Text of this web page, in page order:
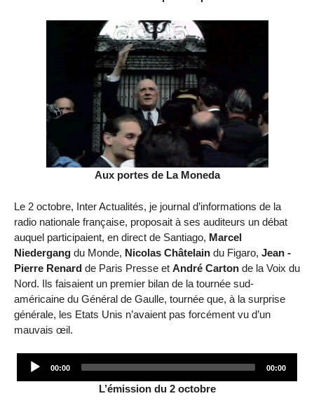
Aux portes de La Moneda
Le 2 octobre, Inter Actualités, je journal d’informations de la
radio nationale française, proposait à ses auditeurs un débat
auquel participaient, en direct de Santiago, Marcel
Niedergang du Monde, Nicolas Châtelain du Figaro, Jean -
Pierre Renard de Paris Presse et André Carton de la Voix du
Nord. Ils faisaient un premier bilan de la tournée sud-
américaine du Général de Gaulle, tournée que, à la surprise
générale, les Etats Unis n’avaient pas forcément vu d’un
mauvais œil.
00:00 00:00
L’émission du 2 octobre